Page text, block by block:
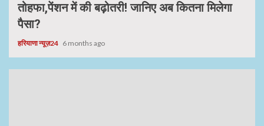
तोहफा,पेंशन में की बढ़ोतरी! जानिए अब कितना मिलेगा
पैसा?
हरियाणा न्यूज़24 6 months ago